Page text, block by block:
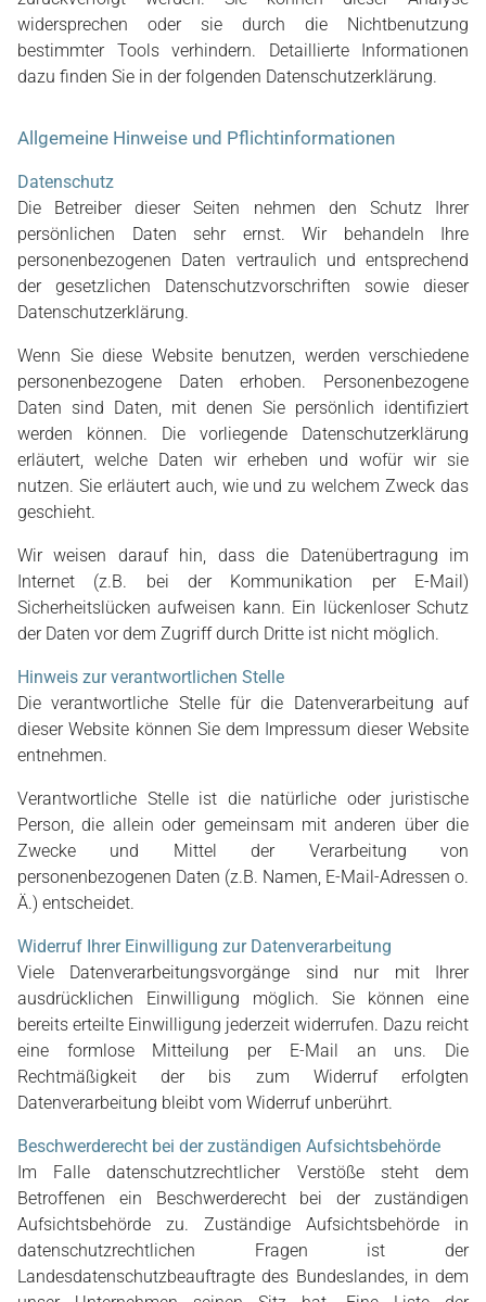
widersprechen oder sie durch die Nichtbenutzung
bestimmter Tools verhindern. Detaillierte Informationen
dazu finden Sie in der folgenden Datenschutzerklärung.
Allgemeine Hinweise und Pflichtinformationen
Datenschutz
Die Betreiber dieser Seiten nehmen den Schutz Ihrer
persönlichen Daten sehr ernst. Wir behandeln Ihre
personenbezogenen Daten vertraulich und entsprechend
der gesetzlichen Datenschutzvorschriften sowie dieser
Datenschutzerklärung.
Wenn Sie diese Website benutzen, werden verschiedene
personenbezogene Daten erhoben. Personenbezogene
Daten sind Daten, mit denen Sie persönlich identifiziert
werden können. Die vorliegende Datenschutzerklärung
erläutert, welche Daten wir erheben und wofür wir sie
nutzen. Sie erläutert auch, wie und zu welchem Zweck das
geschieht.
Wir weisen darauf hin, dass die Datenübertragung im
Internet (z.B. bei der Kommunikation per E-Mail)
Sicherheitslücken aufweisen kann. Ein lückenloser Schutz
der Daten vor dem Zugriff durch Dritte ist nicht möglich.
Hinweis zur verantwortlichen Stelle
Die verantwortliche Stelle für die Datenverarbeitung auf
dieser Website können Sie dem Impressum dieser Website
entnehmen.
Verantwortliche Stelle ist die natürliche oder juristische
Person, die allein oder gemeinsam mit anderen über die
Zwecke und Mittel der Verarbeitung von
personenbezogenen Daten (z.B. Namen, E-Mail-Adressen o.
Ä.) entscheidet.
Widerruf Ihrer Einwilligung zur Datenverarbeitung
Viele Datenverarbeitungsvorgänge sind nur mit Ihrer
ausdrücklichen Einwilligung möglich. Sie können eine
bereits erteilte Einwilligung jederzeit widerrufen. Dazu reicht
eine formlose Mitteilung per E-Mail an uns. Die
Rechtmäßigkeit der bis zum Widerruf erfolgten
Datenverarbeitung bleibt vom Widerruf unberührt.
Beschwerderecht bei der zuständigen Aufsichtsbehörde
Im Falle datenschutzrechtlicher Verstöße steht dem
Betroffenen ein Beschwerderecht bei der zuständigen
Aufsichtsbehörde zu. Zuständige Aufsichtsbehörde in
datenschutzrechtlichen Fragen ist der
Landesdatenschutzbeauftragte des Bundeslandes, in dem